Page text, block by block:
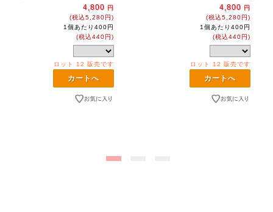
4,800 円
(税込5,280円)
1個あたり400円
(税込440円)
ロット 12 販売です
4,800 円
(税込5,280円)
1個あたり400円
(税込440円)
ロット 12 販売です